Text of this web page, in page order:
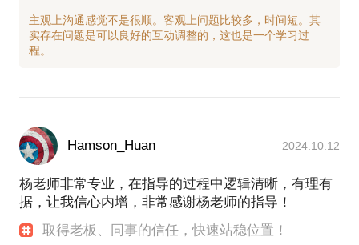
5.友好结束，保持联系。
【学业经历】：
专业，硕士
【职业经历】:
职业指导师，国际项目管理师IPMP
HRA人力资源业务伙伴认证
河北人力资源行业协会（前）常务理事
主观上沟通感觉不是很顺。客观上问题比较多，时间短。其
实存在问题是可以良好的互动调整的，这也是一个学习过
Hamson_Huan 2024.10.12
杨老师非常专业，在指导的过程中逻辑清晰，有理有
据，让我信心内增，非常感谢杨老师的指导！
取得老板、同事的信任，快速站稳位置！